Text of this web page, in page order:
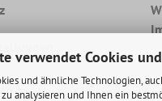
verwendet Cookies
und ähnliche Technologien,
analysieren und Ihnen ein